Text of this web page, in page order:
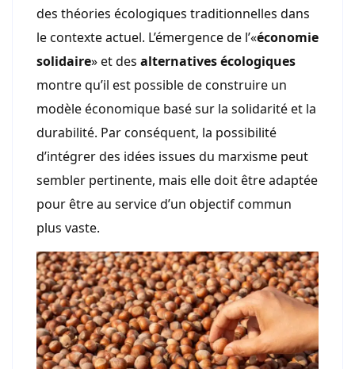
des théories écologiques traditionnelles dans
le contexte actuel. L’émergence de l’«économie
solidaire» et des alternatives écologiques
montre qu’il est possible de construire un
modèle économique basé sur la solidarité et la
durabilité. Par conséquent, la possibilité
d’intégrer des idées issues du marxisme peut
sembler pertinente, mais elle doit être adaptée
pour être au service d’un objectif commun
plus vaste.